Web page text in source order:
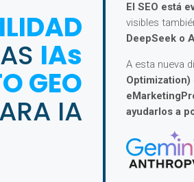
IAs
GEO
IA
El SEO está
visibles
DeepSeek o
A esta nueva
Optimization)
ayudarlos a